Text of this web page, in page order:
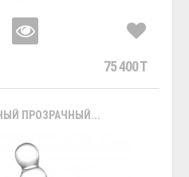
75 400 T
ПРОЗРАЧНЫЙ...